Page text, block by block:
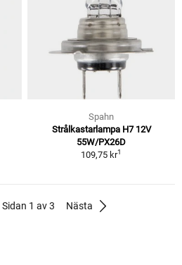
Spahn
Strålkastarlampa H7 12V
55W/PX26D
109,75 kr1
Sidan 1 av 3 Nästa